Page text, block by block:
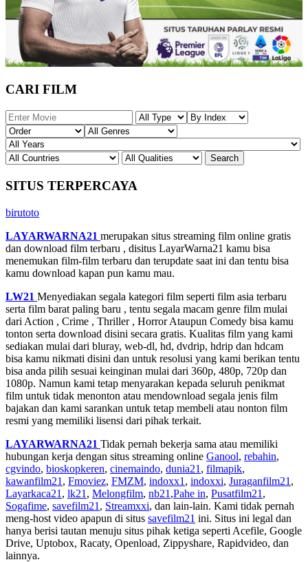
CARI FILM
SITUS TERPERCAYA
birutoto
LAYARWARNA21 merupakan situs streaming film online gratis
dan download film terbaru , disitus LayarWarna21 kamu bisa
menemukan film-film terbaru dan terupdate saat ini dan tentu bisa
kamu download kapan pun kamu mau.
LW21 Menyediakan segala kategori film seperti film asia terbaru
serta film barat paling baru , tentu segala macam genre film mulai
dari Action , Crime , Thriller , Horror Ataupun Comedy bisa kamu
tonton serta download disini secara gratis. Kualitas film yang kami
sediakan mulai dari bluray, web-dl, hd, dvdrip, hdrip dan hdcam
bisa kamu nikmati disini dan untuk resolusi yang kami berikan tentu
bisa anda pilih sesuai keinginan mulai dari 360p, 480p, 720p dan
1080p. Namun kami tetap menyarakan kepada seluruh penikmat
film untuk tidak menonton atau mendownload segala jenis film
bajakan dan kami sarankan untuk tetap membeli atau nonton film
resmi yang memiliki lisensi dari pihak terkait.
LAYARWARNA21 Tidak pernah bekerja sama atau memiliki
hubungan kerja dengan situs streaming online Ganool, rebahin,
cgvindo, bioskopkeren, cinemaindo, dunia21 , filmapik,
kawanfilm21 , Fmoviez, FMZM, indoxx1 , indoxxi, Juraganfilm21 ,
Layarkaca21 , lk21 , Melongfilm, nb21 ,Pahe in, Pusatfilm21 ,
Sogafime, savefilm21 , Streamxxi, dan lain-lain. Kami tidak pernah
meng-host video apapun di situs savefilm21 ini. Situs ini legal dan
hanya berisi tautan menuju situs pihak ketiga seperti Acefile, Google
Drive, Uptobox, Racaty, Openload, Zippyshare, Rapidvideo, dan
lainnya.